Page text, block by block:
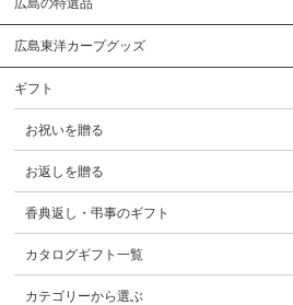
広島の特選品
広島東洋カープグッズ
ギフト
お祝いを贈る
お返しを贈る
香典返し・弔事のギフト
カタログギフト一覧
カテゴリーから選ぶ